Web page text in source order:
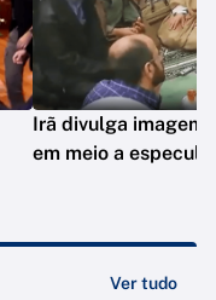
Irã divulga imagem
em meio a
Ver tudo